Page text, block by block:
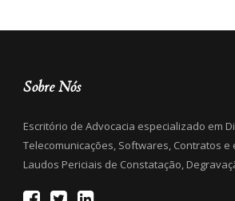
Sobre Nós
Escritório de Advocacia especializado em
Telecomunicações, Softwares, Contratos e
Laudos Periciais de Constatação,